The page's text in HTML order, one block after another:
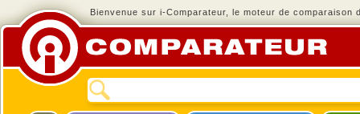
Bienvenue sur i-Comparateur, le moteur de comparaison